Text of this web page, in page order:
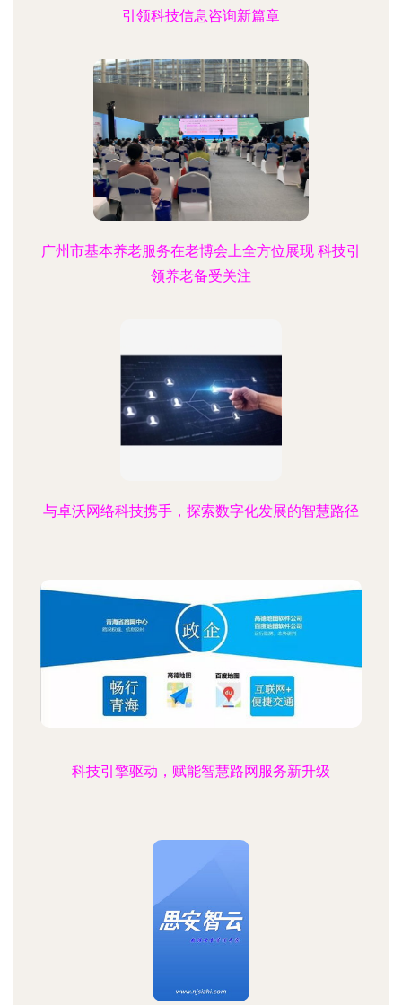
引领科技信息咨询新篇章
广州市基本养老服务在老博会上全方位展现 科技引
领养老备受关注
与卓沃网络科技携手，探索数字化发展的智慧路径
科技引擎驱动，赋能智慧路网服务新升级